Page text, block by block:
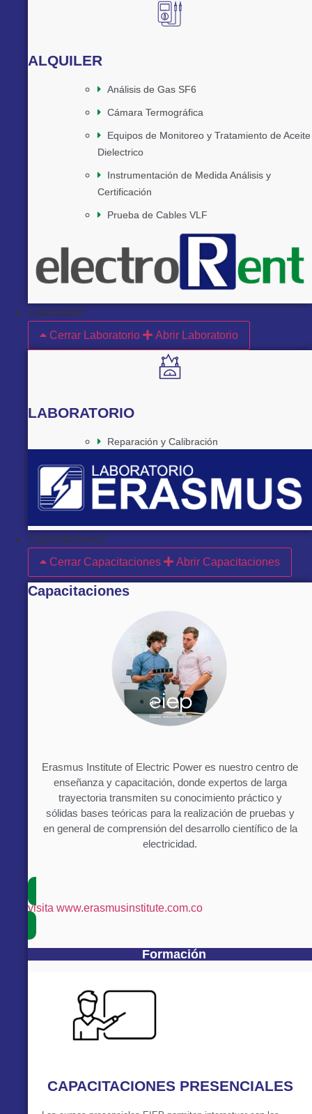
ALQUILER
Análisis de Gas SF6
Cámara Termográfica
Equipos de Monitoreo y Tratamiento de Aceite
Dielectrico
Instrumentación de Medida Análisis y
Certificación
Prueba de Cables VLF
Laboratorio
Cerrar Laboratorio
Abrir Laboratorio
LABORATORIO
Reparación y Calibración
Capacitaciones
Cerrar Capacitaciones
Abrir Capacitaciones
Capacitaciones
Erasmus Institute of Electric Power es nuestro centro de
enseñanza y capacitación, donde expertos de larga
trayectoria transmiten su conocimiento práctico y
sólidas bases teóricas para la realización de pruebas y
en general de comprensión del desarrollo científico de la
electricidad.
visita www.erasmusinstitute.com.co
Formación
CAPACITACIONES PRESENCIALES